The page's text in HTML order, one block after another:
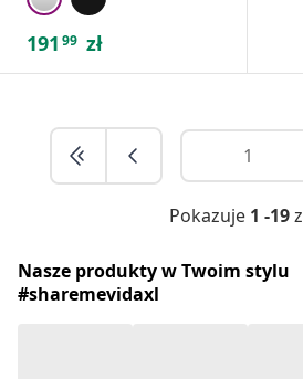
191 99 zł
Pokazuje 1 -19z
Nasze produkty w Twoim stylu
#sharemevidaxl